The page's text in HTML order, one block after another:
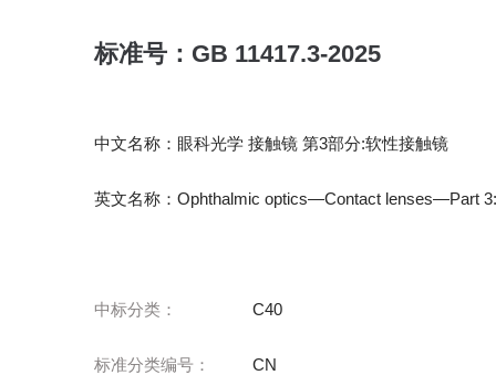
标准号：GB 11417.3-2025
中文名称：眼科光学 接触镜 第3部分:软性接触镜
英文名称：Ophthalmic optics—Contact lenses—Part
中标分类： C40
标准分类编号： CN